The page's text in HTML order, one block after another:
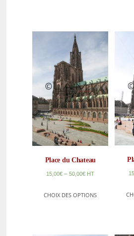
Place du Chateau
15,00€ –50,00€ HT
CHOIX DES OPTIONS